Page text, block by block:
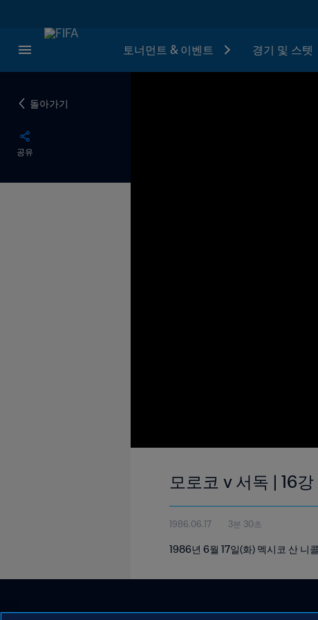
토너먼트 & 이벤트 경기 및 스텟
돌아가기
공유
모로코 v 서독 | 16
1986.06.17 3분 30초
1986년 6월 17일(화) 멕시코 산 니